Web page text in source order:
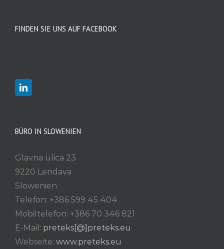
FINDEN SIE UNS AUF FACEBOOK
BÜRO IN SLOWENIEN
Glavna ulica 23
9220 Lendava
Slowenien
Telefon: +386 599 45 404
Mobiltelefon: +386 70 346 821
E-Mail: preteks[@]preteks.eu
Webseite: www.preteks.eu